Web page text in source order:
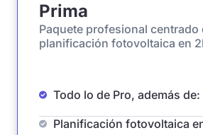
Prima
Paquete profesional centrado
planificación fotovoltaica en
Todo lo de Pro, además de:
Planificación fotovoltaica